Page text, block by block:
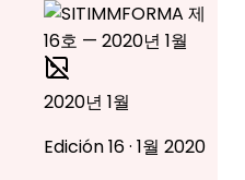
2020년 1월
Edición 16 · 1월 2020